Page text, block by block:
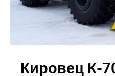
Кировец К-